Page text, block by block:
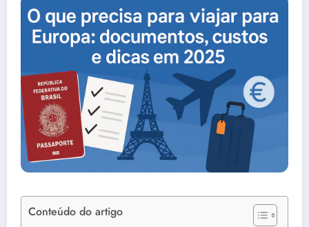
Conteúdo do artigo